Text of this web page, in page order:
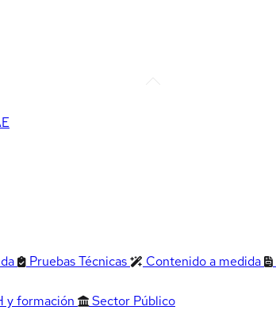
Pruebas Técnicas Contenido a medida
y formación
Sector Público